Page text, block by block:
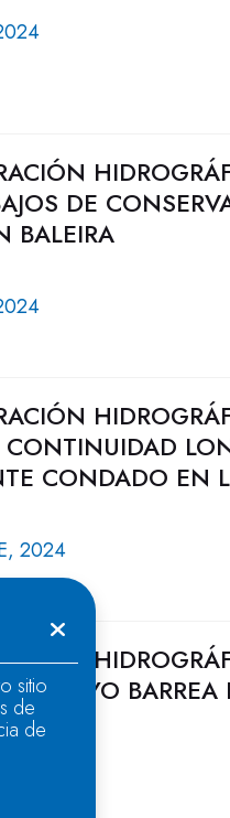
DE
BALEIRA
CONTINUIDAD
CONDADO EN
2024
ARROYO
2024
sitio
de
de